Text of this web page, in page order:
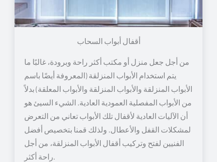
أقفال أبواب السحاب
من أجل جعل منزل أو مكتب أكثر راحة وبرودة، غالبًا ما
يتم استخدام الأبواب المنزلقة (المعروفة أيضًا باسم
الأبواب المنزلقة والأبواب المنزلقة والأبواب المعلقة) بدلاً
من الأبواب المفصلية العمودية العادية. الشيء السيئ هو
أن الآليات العادية لأقفال تلك الأبواب تعاني من التعرض
لمشكلات القفل والأعطال. ولذلك قمنا بتخصيص أفضل
الفنيين لفتح وتركيب أقفال الأبواب المنزلقة، من أجل
راحة أكثر.